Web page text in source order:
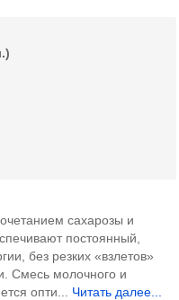
сахарозы и
постоянный,
без резких «взлетов»
Смесь молочного и
опти... Читать далее...